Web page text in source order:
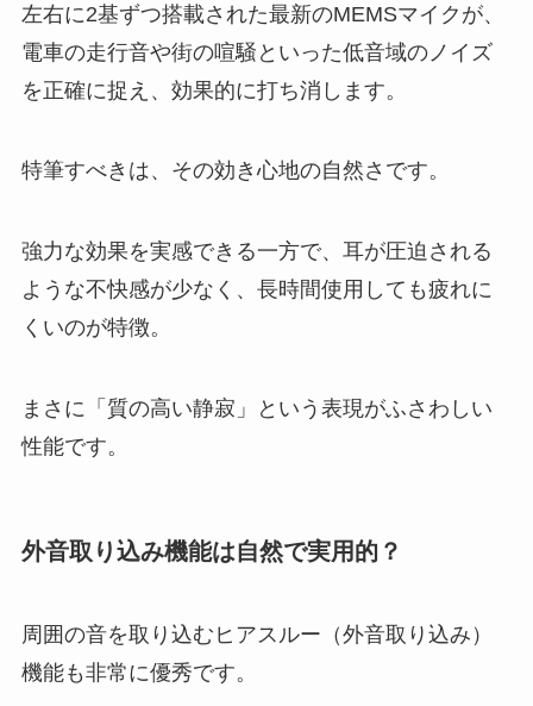
左右に2基ずつ搭載された最新のMEMSマイクが、
電車の走行音や街の喧騒といった低音域のノイズ
を正確に捉え、効果的に打ち消します。
特筆すべきは、その効き心地の自然さです。
強力な効果を実感できる一方で、耳が圧迫される
ような不快感が少なく、長時間使用しても疲れに
くいのが特徴。
まさに「質の高い静寂」という表現がふさわしい
性能です。
外音取り込み機能は自然で実用的？
周囲の音を取り込むヒアスルー（外音取り込み）
機能も非常に優秀です。